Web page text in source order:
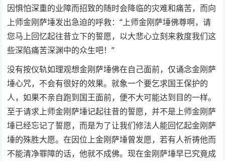
因惧怕深重的业障而招致的随时会降临的灾难和痛苦，而向
上师金刚萨埵发出急迫的呼救：“上师金刚萨埵佛尊啊，请
您马上回忆起往昔立下的誓愿，以大悲心立刻来救度我们这
些深陷痛苦深渊中的众生吧！”
没有按仪轨如理观想金刚萨埵佛在自己面前，仅诵念金刚萨
埵心咒，不会有很好的效果。就象一个要乞求国王保护的
人，如果不亲自跑到国王面前，便不大可能达到目的一样。
至于请求上师金刚萨埵记起往昔的誓愿，并不是上师金刚萨
埵已经忘记了誓愿，而是为了让我们修法人能回忆起金刚萨
埵的殊胜大愿。在因位上金刚萨埵曾发愿，若有人祈祷他而
不能清净罪障的话，他就不成佛。现在金刚萨埵早已究竟成